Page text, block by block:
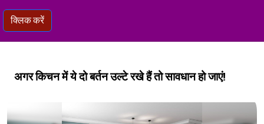
क्लिक करें
अगर किचन में ये दो बर्तन उल्टे रखे हैं तो सावधान हो जाएं!